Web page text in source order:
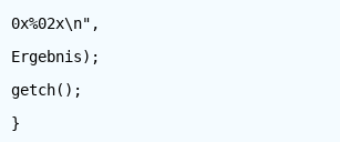
0x%02x\n",
Ergebnis);
getch();
}